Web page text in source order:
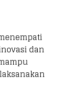
dan